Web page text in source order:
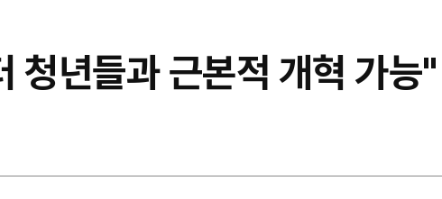
청년들과 근본적 개혁 가능"